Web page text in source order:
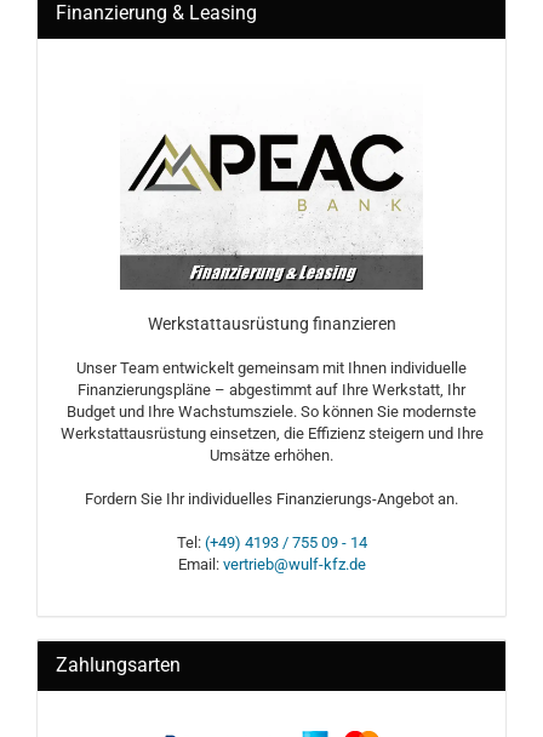
Finanzierung & Leasing
Werkstattausrüstung finanzieren
Unser Team entwickelt gemeinsam mit Ihnen individuelle
Finanzierungspläne – abgestimmt auf Ihre Werkstatt, Ihr
Budget und Ihre Wachstumsziele. So können Sie modernste
Werkstattausrüstung einsetzen, die Effizienz steigern und Ihre
Umsätze erhöhen.
Fordern Sie Ihr individuelles Finanzierungs-Angebot an.
Tel: (+49) 4193 / 755 09 - 14
Email: vertrieb@wulf-kfz.de
Zahlungsarten